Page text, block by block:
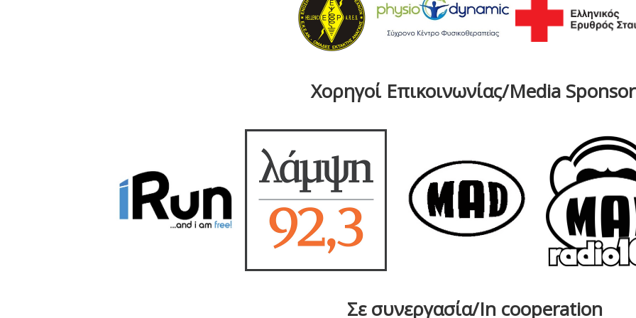
Χορηγοί Επικοινωνίας/Media
Σε συνεργασία/In cooperation